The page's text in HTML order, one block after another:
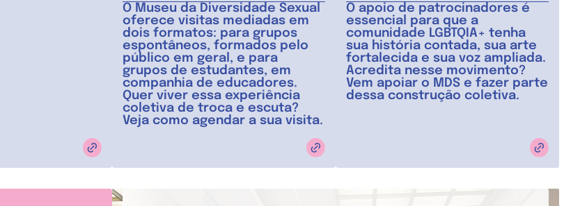
O Museu da Diversidade Sexual
oferece visitas mediadas em
dois formatos: para grupos
espontâneos, formados pelo
público em geral, e para
grupos de estudantes, em
companhia de educadores.
Quer viver essa experiência
coletiva de troca e escuta?
Veja como agendar a sua visita.
O apoio de patrocinadores é
essencial para que a
comunidade LGBTQIA+ tenha
sua história contada, sua arte
fortalecida e sua voz ampliada.
Acredita nesse movimento?
Vem apoiar o MDS e fazer parte
dessa construção coletiva.